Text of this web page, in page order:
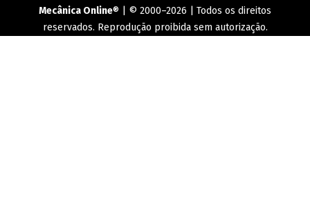
Mecânica Online® | © 2000–2026 | Todos os direitos
reservados. Reprodução proibida sem autorização.